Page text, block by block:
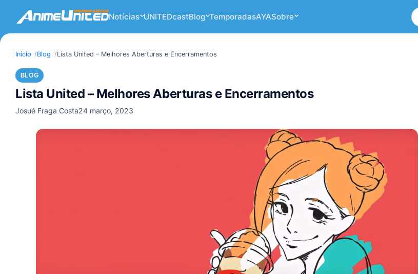
Notícias UNITEDcastBlog TemporadasAYASobre
Início Blog Lista United – Melhores Aberturas e Encerramentos
BLOG
Lista United – Melhores Aberturas e Encerramentos
Josué Fraga Costa24 março, 2023